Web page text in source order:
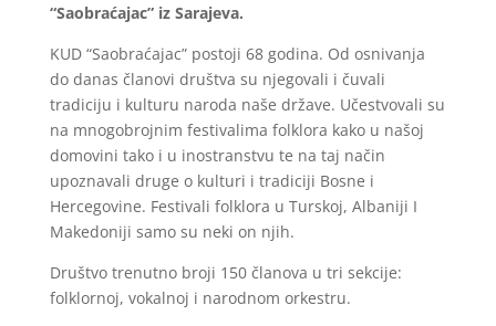
“Saobraćajac” iz Sarajeva.
KUD “Saobraćajac” postoji 68 godina. Od osnivanja
do danas članovi društva su njegovali i čuvali
tradiciju i kulturu naroda naše države. Učestvovali su
na mnogobrojnim festivalima folklora kako u našoj
domovini tako i u inostranstvu te na taj način
upoznavali druge o kulturi i tradiciji Bosne i
Hercegovine. Festivali folklora u Turskoj, Albaniji I
Makedoniji samo su neki on njih.
Društvo trenutno broji 150 članova u tri sekcije:
folklornoj, vokalnoj i narodnom orkestru.